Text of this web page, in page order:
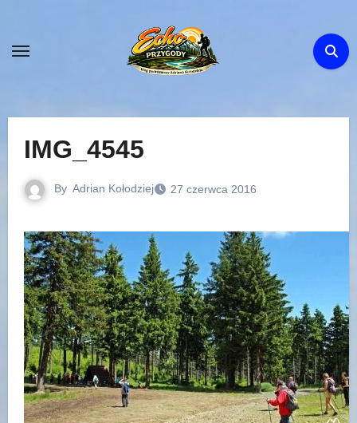
content
IMG_4545
By Adrian Kołodziej 27 czerwca 2016